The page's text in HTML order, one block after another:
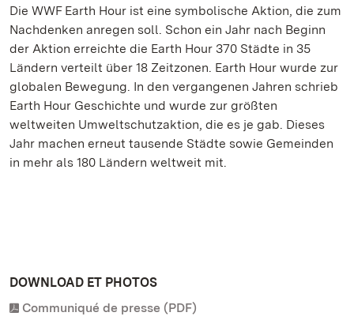
Die WWF Earth Hour ist eine symbolische Aktion, die zum
Nachdenken anregen soll. Schon ein Jahr nach Beginn
der Aktion erreichte die Earth Hour 370 Städte in 35
Ländern verteilt über 18 Zeitzonen. Earth Hour wurde zur
globalen Bewegung. In den vergangenen Jahren schrieb
Earth Hour Geschichte und wurde zur größten
weltweiten Umweltschutzaktion, die es je gab. Dieses
Jahr machen erneut tausende Städte sowie Gemeinden
in mehr als 180 Ländern weltweit mit.
DOWNLOAD ET PHOTOS
Communiqué de presse (PDF)